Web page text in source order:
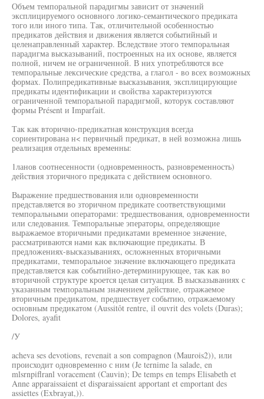
Объем темпоральной парадигмы зависит от значений
эксплицируемого основного логико-семантического предиката
того или иного типа. Так, отличительной особенностью
предикатов действия и движения является событийный и
целенаправленный характер. Вследствие этого темпоральная
парадигма высказываний, построенных на их основе, является
полной, ничем не ограниченной. В них употребляются все
темпоральные лексические средства, а глагол - во всех возможных
формах. Полипредикативные высказывания, эксплицирующие
предикаты идентификации и свойства характеризуются
ограниченной темпоральной парадигмой, которук составляют
формы Présent и Imparfait.
Так как вторично-предикатная конструкция всегда
сориентирована н< первичный предикат, в ней возможна лишь
реализация отдельных временны:
1ланов соотнесенности (одновременность, разновременность)
действия зторичного предиката с действием основного.
Выражение предшествования или одновременности
представляется во зторичном предикате соответствующими
темпоральными операторами: тредшествования, одновременности
или следования. Темпоральные эператоры, определяющие
выражаемое вторичными предикатами временное значение,
рассматриваются нами как включающие предикаты. В
предложениях-высказываниях, осложненных вторичными
предикатами, темпоральное значение включающего предиката
представляется как событийно-детерминирующее, так как во
вторичной структуре кроется целая ситуация. В высказываниях с
указанным темпоральным значением действие, отражаемое
вторичным предикатом, предшествует событию, отражаемому
основным предикатом (Aussitôt rentre, il ouvrit des volets (Duras);
Dolores, ayafit
/У
acheva ses devotions, revenait a son compagnon (Maurois2)), или
происходит одновременно с ним (Je ternime la salade, en
mlsrnpiflranl voracement (Cauvin); De temps en temps Elisabeth et
Anne apparaissaient et disparaissaient apportant et emportant des
assiettes (Exbrayat,)).